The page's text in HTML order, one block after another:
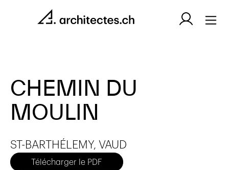
CHEMIN DU
MOULIN
ST-BARTHÉLEMY, VAUD
Télécharger le PDF